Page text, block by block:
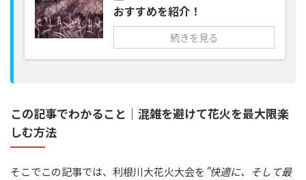
おすすめを紹介！
続きを見る
この記事でわかること｜混雑を避けて花火を最大限楽
しむ方法
そこでこの記事では、利根川大花火大会を "快適に、そして最